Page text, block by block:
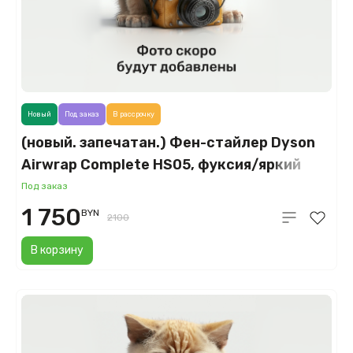
(новый. запечатан.) Фен-стайлер Dyson
Airwrap Complete HS05, фуксия/яркий
никель (Fuchsia/Nickel)
Под заказ
В корзину
Новый Под заказ В рассрочку
1 750BYN 2100